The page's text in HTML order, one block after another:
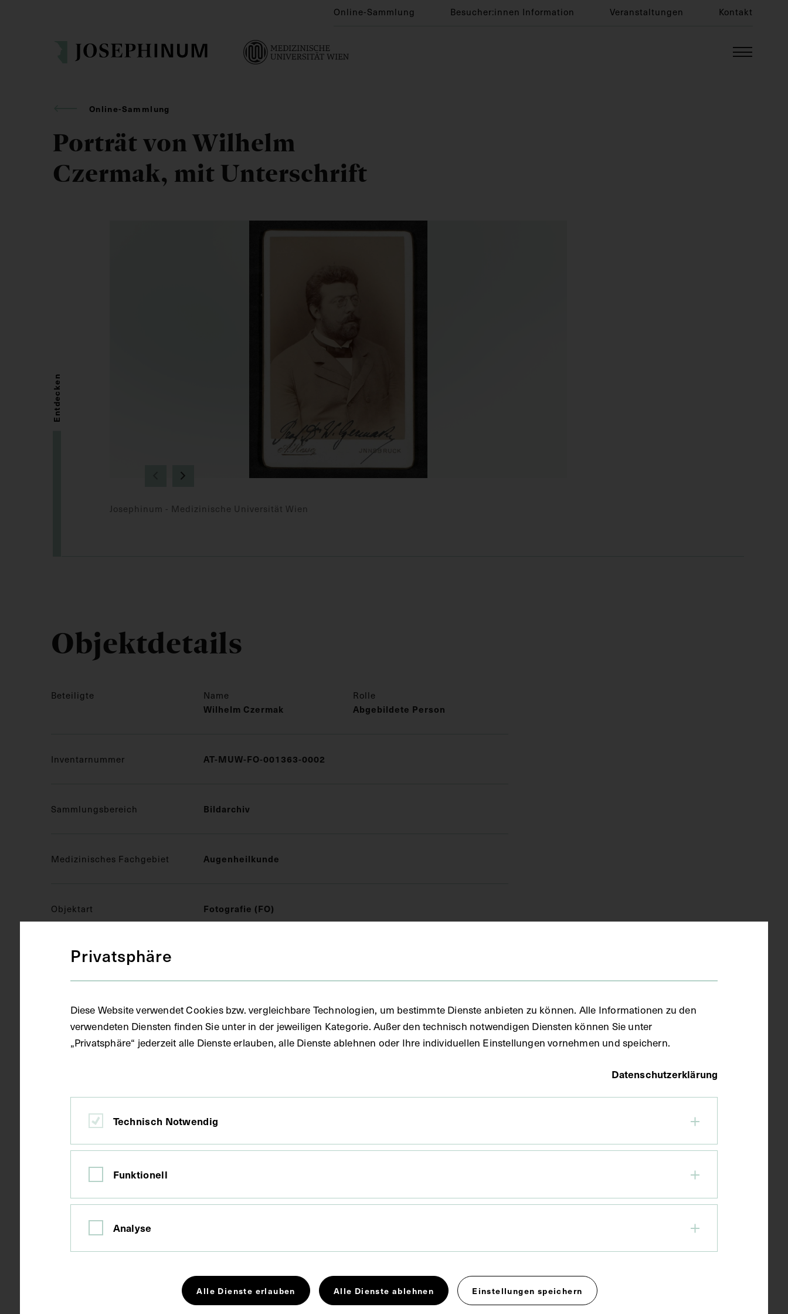
Online-Sammlung Besucher:innen Information Veranstaltungen Kontakt
Online-Sammlung
Porträt von Wilhelm
Czermak, mit Unterschrift
Josephinum - Medizinische Universität Wien
Entdecken
Objektdetails
Beteiligte Name Rolle
Wilhelm Czermak Abgebildete Person
Inventarnummer AT-MUW-FO-001363-0002
Sammlungsbereich Bildarchiv
Medizinisches Fachgebiet Augenheilkunde
Objektart Fotografie (FO)
Gegenstand
Datierung circa 1880 - 1890
Maße
Bildmaß 9,1 x 6 cm
angefertigt. Neg. I. 151/21,22
Privatsphäre
Diese Website verwendet Cookies bzw. vergleichbare Technologien, um bestimmte Dienste anbieten zu können. Alle Informationen zu den
verwendeten Diensten finden Sie unter in der jeweiligen Kategorie. Außer den technisch notwendigen Diensten können Sie unter
„Privatsphäre“ jederzeit alle Dienste erlauben, alle Dienste ablehnen oder Ihre individuellen Einstellungen vornehmen und speichern.
Datenschutzerklärung
Technisch Notwendig
Funktionell
Analyse
Alle Dienste erlauben Alle Dienste ablehnen Einstellungen speichern